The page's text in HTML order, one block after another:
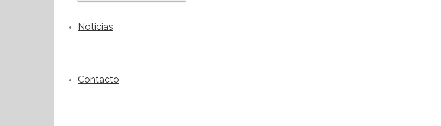
Noticias
Contacto